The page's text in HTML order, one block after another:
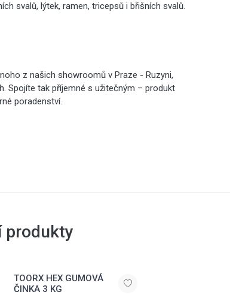
svalů, lýtek, ramen, tricepsů i břišních svalů.
z našich showroomů v Praze - Ruzyni,
Spojíte tak příjemné s užitečným – produkt
poradenství.
produkty
TOORX HEX GUMOVÁ
ČINKA 3 KG